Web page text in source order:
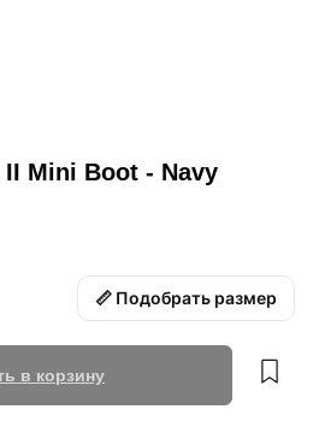
Mini Boot - Navy
📏 Подобрать размер
в корзину